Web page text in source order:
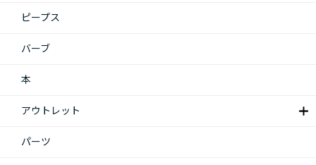
ピープス
バーブ
本
アウトレット
パーツ